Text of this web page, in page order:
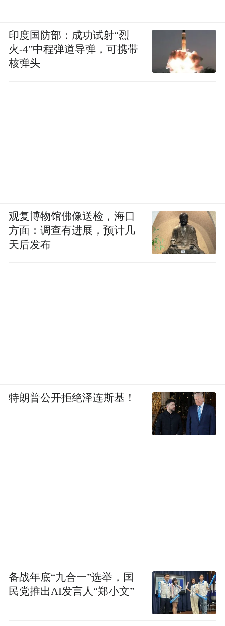
印度国防部：成功试射“烈
火-4”中程弹道导弹，可携带
核弹头
观复博物馆佛像送检，海口
方面：调查有进展，预计几
天后发布
特朗普公开拒绝泽连斯基！
备战年底“九合一”选举，国
民党推出AI发言人“郑小文”